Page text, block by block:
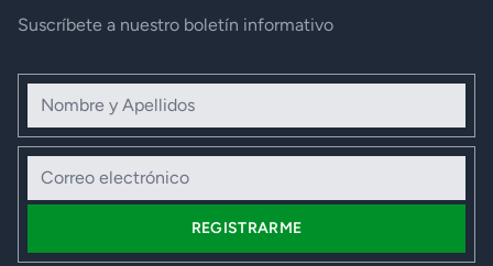
Suscríbete a nuestro boletín informativo
Nombre y Apellidos
Correo electrónico
REGISTRARME